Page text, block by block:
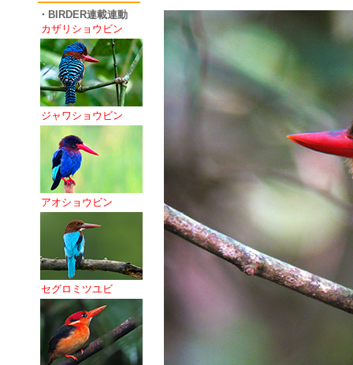
・BIRDER連載連動
カザリショウビン
ジャワショウビン
アオショウビン
セグロミツユビ